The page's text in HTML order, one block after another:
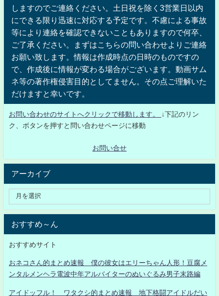
しますのでご連絡ください。土日祝を除く3営業日以内
にできる限り迅速に対応する予定です。不慮による事故
等により連絡を確認できないこともありますので何卒、
ご了承ください。まずはこちらの問い合わせよりご連絡
お願い致します。情報は作成時点の日時のものですの
で、作成後に情報が変わる場合がございます。動画サム
ネ等の著作権侵害目的としてません。その点ご理解いた
だけますと幸いです。
お問い合わせのサイトへクリックで移動します。
↓下記のリン
ク、ボタンを押すと問い合わせページに移動
お問い合せ
アーカイブ
おすすめ～ん
おすすめサイト
おネコさん的まとめ速報 僕の彼女はエリーちゃん人形！豆腐メ
ンタルメンヘラ電波中年アルバイターのぬいぐるみ男子末路編
アイドッフル！ ワタクシ的まとめ速報 地下格闘アイドルだい